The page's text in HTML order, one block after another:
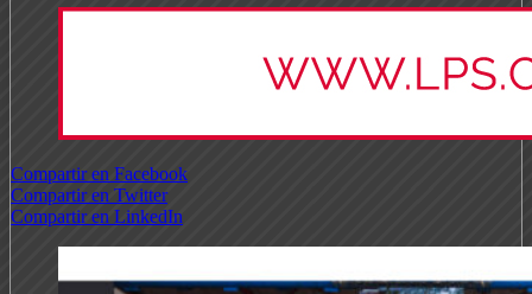
Compartir en Facebook
Compartir en Twitter
Compartir en LinkedIn